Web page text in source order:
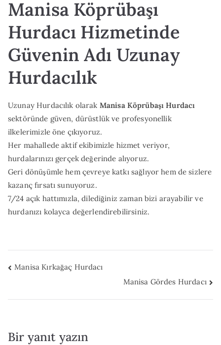
Manisa Köprübaşı
Hurdacı Hizmetinde
Güvenin Adı Uzunay
Hurdacılık
Uzunay Hurdacılık olarak Manisa Köprübaşı Hurdacı
sektöründe güven, dürüstlük ve profesyonellik
ilkelerimizle öne çıkıyoruz.
Her mahallede aktif ekibimizle hizmet veriyor,
hurdalarınızı gerçek değerinde alıyoruz.
Geri dönüşümle hem çevreye katkı sağlıyor hem de sizlere
kazanç fırsatı sunuyoruz.
7/24 açık hattımızla, dilediğiniz zaman bizi arayabilir ve
hurdanızı kolayca değerlendirebilirsiniz.
Yazı
Manisa Kırkağaç Hurdacı
Manisa Gördes Hurdacı
Bir yanıt yazın